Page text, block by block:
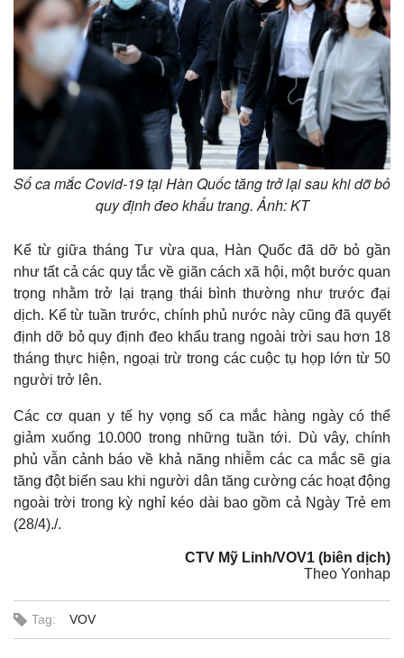
Cuộc sống đó đây
Hồ sơ
Multimedia
Ảnh
E-Magazine
Infographic
Số ca mắc Covid-19 tại Hàn Quốc tăng trở lại sau khi dỡ bỏ
quy định đeo khẩu trang. Ảnh: KT
Kể từ giữa tháng Tư vừa qua, Hàn Quốc đã dỡ bỏ gần
như tất cả các quy tắc về giãn cách xã hội, một bước quan
trọng nhằm trở lại trạng thái bình thường như trước đại
dịch. Kể từ tuần trước, chính phủ nước này cũng đã quyết
định dỡ bỏ quy định đeo khẩu trang ngoài trời sau hơn 18
tháng thực hiện, ngoại trừ trong các cuộc tụ họp lớn từ 50
người trở lên.
Các cơ quan y tế hy vọng số ca mắc hàng ngày có thể
giảm xuống 10.000 trong những tuần tới. Dù vây, chính
phủ vẫn cảnh báo về khả năng nhiễm các ca mắc sẽ gia
tăng đột biến sau khi người dân tăng cường các hoạt động
ngoài trời trong kỳ nghỉ kéo dài bao gồm cả Ngày Trẻ em
(28/4)./.
CTV Mỹ Linh/VOV1 (biên dịch)
Theo Yonhap
Tag: VOV